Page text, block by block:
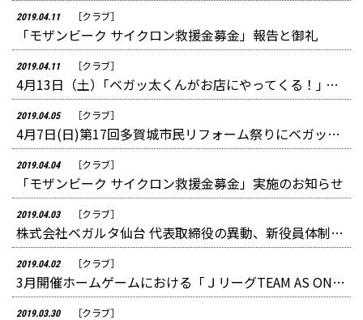
2019.04.11 ［クラブ］
「モザンビーク サイクロン救援金募金」報告と御礼
2019.04.11 ［クラブ］
4月13日（土）｢ベガッ太くんがお店にやってくる！｣ やまや柳生店 移転新装オープンイベント開催のお知らせ
2019.04.05 ［クラブ］
4月7日(日)第17回多賀城市民リフォーム祭りにベガッ太が登場！！のお知らせ
2019.04.04 ［クラブ］
「モザンビーク サイクロン救援金募金」実施のお知らせ
2019.04.03 ［クラブ］
株式会社ベガルタ仙台 代表取締役の異動、新役員体制内定のお知らせ
2019.04.02 ［クラブ］
3月開催ホームゲームにおける「ＪリーグTEAM AS ONE一斉募金」ご報告と御礼
2019.03.30 ［クラブ］